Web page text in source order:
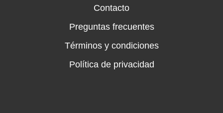
Contacto
Preguntas frecuentes
Términos y condiciones
Política de privacidad